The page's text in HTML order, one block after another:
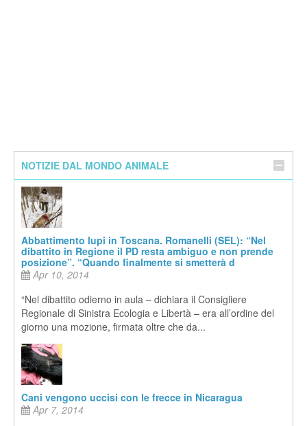
NOTIZIE DAL MONDO ANIMALE
Abbattimento lupi in Toscana. Romanelli (SEL): “Nel
dibattito in Regione il PD resta ambiguo e non prende
posizione”. “Quando finalmente si smetterà d
Apr 10, 2014
“Nel dibattito odierno in aula – dichiara il Consigliere
Regionale di Sinistra Ecologia e Libertà – era all’ordine del
giorno una mozione, firmata oltre che da...
Cani vengono uccisi con le frecce in Nicaragua
Apr 7, 2014